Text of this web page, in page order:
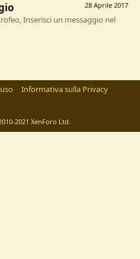
28 Aprile 2017
Inserisci un messaggio nel
Informativa sulla Privacy
2021 XenForo Ltd.